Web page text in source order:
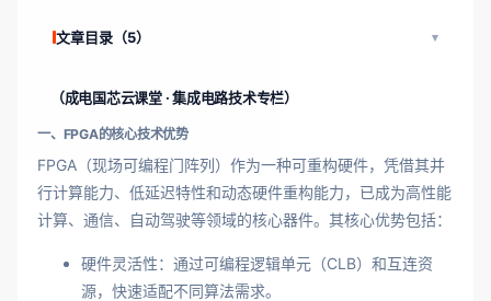
文章目录（5）
（成电国芯云课堂 · 集成电路技术专栏）
一、FPGA的核心技术优势
FPGA（现场可编程门阵列）作为一种可重构硬件，凭借其并
行计算能力、低延迟特性和动态硬件重构能力，已成为高性能
计算、通信、自动驾驶等领域的核心器件。其核心优势包括：
硬件灵活性：通过可编程逻辑单元（CLB）和互连资
源，快速适配不同算法需求。